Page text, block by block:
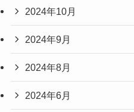
2024年10月
2024年9月
2024年8月
2024年6月